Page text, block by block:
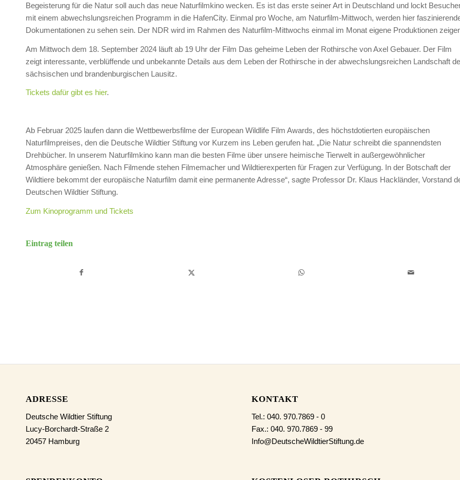
Begeisterung für die Natur soll auch das neue Naturfilmkino wecken. Es ist das erste seiner Art in Deutschland und lockt
mit einem abwechslungsreichen Programm in die HafenCity. Einmal pro Woche, am Naturfilm-Mittwoch, werden hier
Dokumentationen zu sehen sein. Der NDR wird im Rahmen des Naturfilm-Mittwochs einmal im Monat eigene Produktionen
Am Mittwoch dem 18. September 2024 läuft ab 19 Uhr der Film Das geheime Leben der Rothirsche von Axel Gebauer. Der Film
zeigt interessante, verblüffende und unbekannte Details aus dem Leben der Rothirsche in der abwechslungsreichen Landschaft
sächsischen und brandenburgischen Lausitz.
Tickets dafür gibt es hier.
Ab Februar 2025 laufen dann die Wettbewerbsfilme der European Wildlife Film Awards, des höchstdotierten europäischen
Naturfilmpreises, den die Deutsche Wildtier Stiftung vor Kurzem ins Leben gerufen hat. „Die Natur schreibt die spannendsten
Drehbücher. In unserem Naturfilmkino kann man die besten Filme über unsere heimische Tierwelt in außergewöhnlicher
Atmosphäre genießen. Nach Filmende stehen Filmemacher und Wildtierexperten für Fragen zur Verfügung. In der Botschaft der
Wildtiere bekommt der europäische Naturfilm damit eine permanente Adresse“, sagte Professor Dr. Klaus Hackländer, Vorstand
Deutschen Wildtier Stiftung.
Zum Kinoprogramm und Tickets
Eintrag teilen
ADRESSE
Deutsche Wildtier Stiftung
Lucy-Borchardt-Straße 2
20457 Hamburg
KONTAKT
Tel.: 040. 970.7869 - 0
Fax.: 040. 970.7869 - 99
Info@DeutscheWildtierStiftung.de